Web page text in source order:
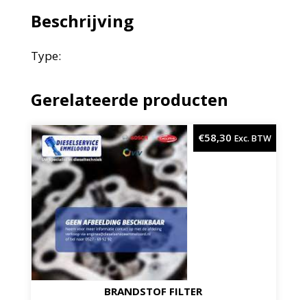
Beschrijving
Type:
Gerelateerde producten
BRANDSTOF FILTER
€58,30 Exc. BTW